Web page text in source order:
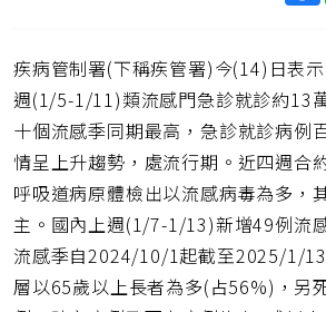
疾病管制署(下稱疾管署)今(14)日表
週(1/5-1/11)類流感門急診就診約13
十個流感季同期最高，急診就診病例
情呈上升趨勢，處流行期。近四週合
呼吸道病原體檢出以流感病毒為多，
主。國內上週(1/7-1/13)新增49例流
流感季自2024/10/1起截至2025/1/
層以65歲以上長者為多(占56%)，另